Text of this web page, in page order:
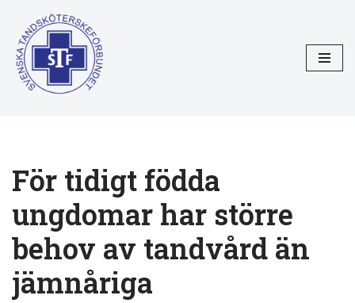
Hoppa
till
innehåll
För tidigt födda
ungdomar har större
behov av tandvård än
jämnåriga